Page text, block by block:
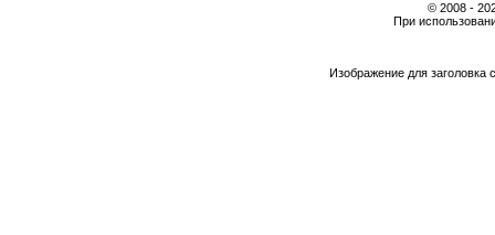
© 2008 -
При
Изображение для